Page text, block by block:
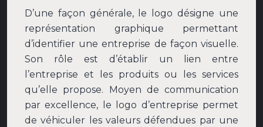
D’une façon générale, le logo désigne une
représentation graphique permettant
d’identifier une entreprise de façon visuelle.
Son rôle est d’établir un lien entre
l’entreprise et les produits ou les services
qu’elle propose. Moyen de communication
par excellence, le logo d’entreprise permet
de véhiculer les valeurs défendues par une